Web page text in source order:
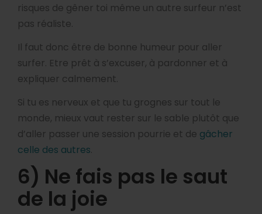
risques de gêner toi même un autre surfeur n’est
pas réaliste.
Il faut donc être de bonne humeur pour aller
surfer. Etre prêt à s’excuser, à pardonner et à
expliquer calmement.
Si tu es nerveux et que tu grognes sur tout le
monde, mieux vaut rester sur le sable plutôt que
d’aller passer une session pourrie et de gâcher
celle des autres.
6) Ne fais pas le saut
de la joie